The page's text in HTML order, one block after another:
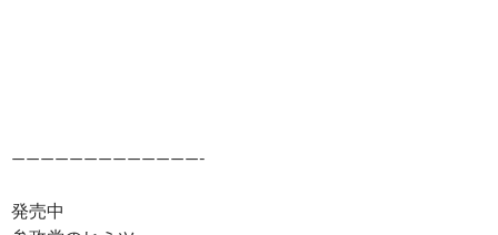
—————————————-
発売中